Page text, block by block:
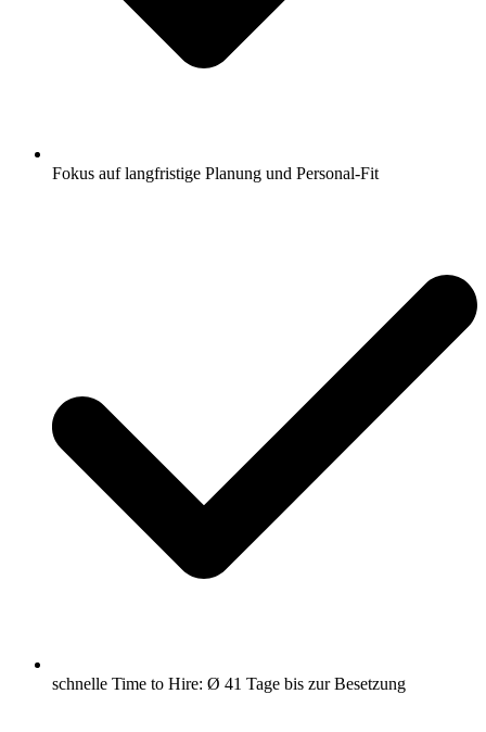
Fokus auf langfristige Planung und Personal-Fit
schnelle Time to Hire: Ø 41 Tage bis zur Besetzung